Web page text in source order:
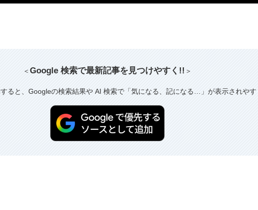
＜Google 検索で最新記事を見つけやすく!! ＞
すると、Googleの検索結果や AI 検索で「気になる、記になる…」が表示されやす